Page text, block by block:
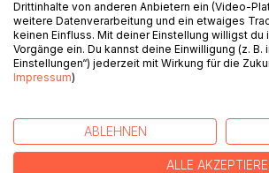
WEITERE
Drittinhalte von anderen Anbietern ein (Video-
weitere Datenverarbeitung und ein etwaiges
keinen Einfluss. Mit deiner Einstellung willigst
Vorgänge ein. Du kannst deine Einwilligung (z. B.
Einstellungen“) jederzeit mit Wirkung für die
Impressum)
ABLEHNEN
ALLE